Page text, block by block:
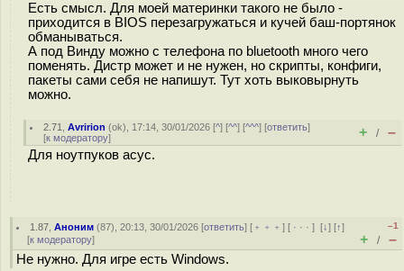
Есть смысл. Для моей материнки такого не было -
приходится в BIOS перезагружаться и кучей баш-портянок
обманываться.
А под Винду можно с телефона по bluetooth много чего
поменять. Дистр может и не нужен, но скрипты, конфиги,
пакеты сами себя не напишут. Тут хоть выковырнуть
можно.
2.71 ,Avririon (ok), 17:14, 30/01/2026 [^] [^^] [^^^] [ответить]
[к модератору] + / –
Для ноутпуков асус.
1.87 ,Аноним (87), 20:13, 30/01/2026 [ответить] [ ﹢﹢﹢] [ · · ·][↓] [↑]
[к модератору]
–1
+ / –
Не нужно. Для игре есть Windows.